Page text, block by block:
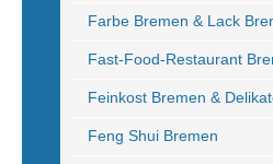
Farbe Bremen & Lack
Fast-Food-Restaurant
Feinkost Bremen &
Feng Shui Bremen